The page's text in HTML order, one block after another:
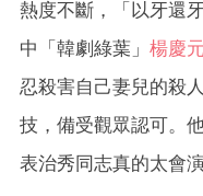
熱度不斷，「以牙還
中「韓劇綠葉」 楊慶元
忍殺害自己妻兒的殺
技，備受觀眾認可。
表治秀同志真的太會